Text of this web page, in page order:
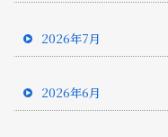
2026年7月
2026年6月